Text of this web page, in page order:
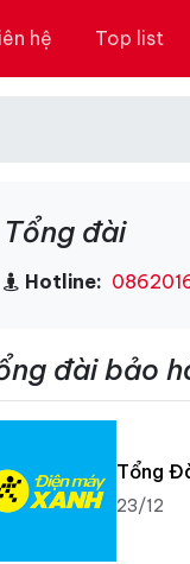
hệ Top list
Tổng đài
Hotline:
đài bảo
Tổng
23/12